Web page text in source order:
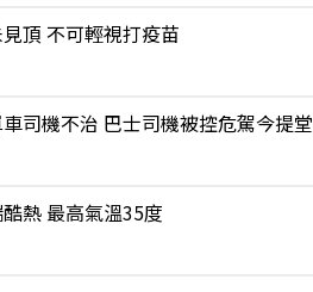
頂 不可輕視打疫苗
司機不治 巴士司機被控危駕今提堂
熱 最高氣溫35度